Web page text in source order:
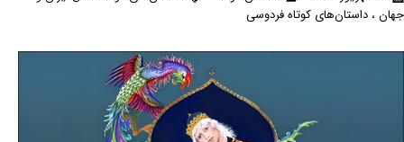
جهان، داستان‌های کوتاه فردوسی